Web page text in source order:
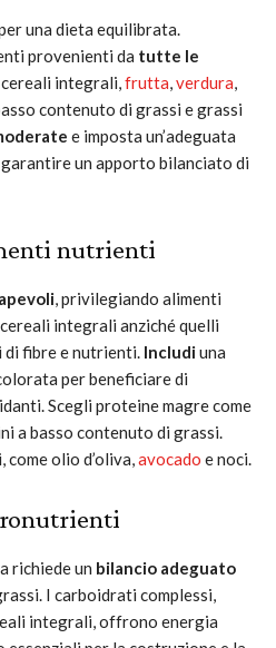
una dieta equilibrata.
provenienti da tutte le
cereali integrali,frutta,verdura,
contenuto di grassi e grassi
e imposta un’adeguata
un apporto bilanciato di
nutrienti
, privilegiando alimenti
integrali anziché quelli
di fibre e nutrienti. Includiuna
per beneficiare di
Scegli proteine magre come
a basso contenuto di grassi.
come olio d’oliva,avocado e noci.
richiede un bilancio adeguato
I carboidrati complessi,
integrali, offrono energia